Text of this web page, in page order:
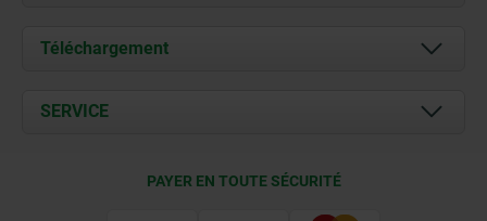
À propos de nous
Contact
Téléchargement
Documents
SERVICE
PAYER EN TOUTE SÉCURITÉ